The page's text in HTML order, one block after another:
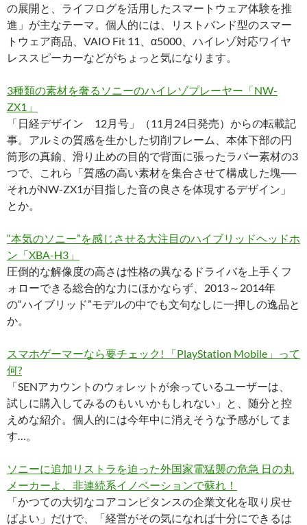
の展開と、ライフログを活用したスマートウェア体験を推
進」が主なテーマ。個人的には、リストバンド型のスマー
トウェア商品、VAIO Fit 11、α5000、ハイレゾ対応ワイヤ
レススピーカーなどがちょっと気になります。
3種類の素材を奢るソニーのハイレゾプレーヤー「NW-
ZX1」
「日経デザイン 12月号」（11月24日発売）からの転載記
事。アルミの質感を生かした切削フレーム、本体下部の円
筒形の真鍮、滑り止めの目的で背面に張ったラバー素材の3
つで、これら「質感の高い素材を集合させて構成した塊──
それがNW-ZX1が目指した音の良さを体現するデザイン」
とか。
“本気のソニー”を感じさせる大注目のハイブリッドヘッドホ
ン「XBA-H3」
圧倒的な解像度の高さは性格の異なるドライバを上手くフ
ォローできる総合的な力にほかならず、2013～2014年
の“ハイブリッド”モデルの中でも文句なしに一押しの逸品と
か。
スマホゲーマーなら要チェック! 「PlayStation Mobile」って
何?
「SENアカウントのウォレットが余っているユーザーは、
試しに購入してみるのもいいかもしれない」と、随分と控
えめな紹介。個人的には今年中に消えそうな予感がしてま
す…。
ソニーに追加リストラを迫った外国家電猛襲の危急 日の丸
メーカーよ、非連続系イノベーションで蘇れ！
「かつての大切なコアコンピタンスの企業文化を取り戻せ
ばよい」だけで、「経営がその気になれば十分にできるは